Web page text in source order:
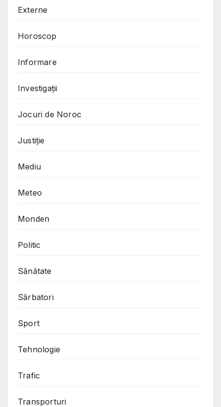
Externe
Horoscop
Informare
Investigații
Jocuri de Noroc
Justiție
Mediu
Meteo
Monden
Politic
Sănătate
Sărbatori
Sport
Tehnologie
Trafic
Transporturi